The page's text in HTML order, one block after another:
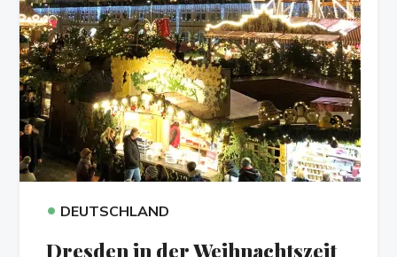
• DEUTSCHLAND
Dresden in der Weihnachtszeit